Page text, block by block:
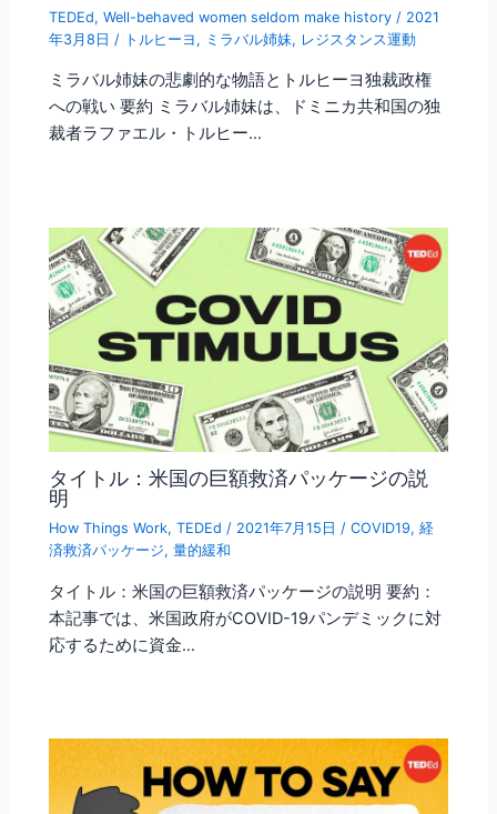
TEDEd,Well-behaved women seldom make history / 2021
年3月8日 / トルヒーヨ , ミラバル姉妹, レジスタンス運動
ミラバル姉妹の悲劇的な物語とトルヒーヨ独裁政権
への戦い 要約 ミラバル姉妹は、ドミニカ共和国の独
裁者ラファエル・トルヒー…
タイトル：米国の巨額救済パッケージの説
明
How Things Work,TEDEd / 2021年7月15日/COVID19,経
済救済パッケージ,量的緩和
タイトル：米国の巨額救済パッケージの説明 要約：
本記事では、米国政府がCOVID-19パンデミックに対
応するために資金…